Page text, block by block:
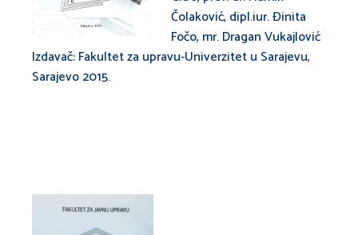
Čolaković, dipl.iur. Đinita
Fočo, mr. Dragan Vukajlović
Izdavač: Fakultet za upravu-Univerzitet u Sarajevu,
Sarajevo 2015.